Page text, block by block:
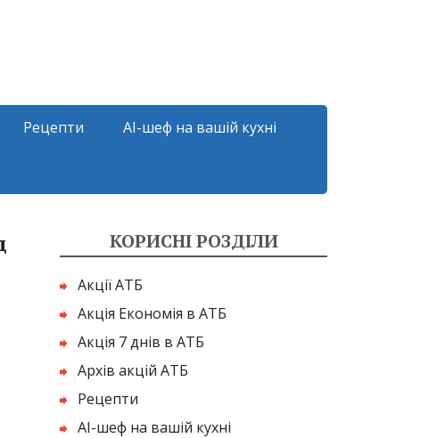
Рецепти AI-шеф на вашій кухні
КОРИСНІ РОЗДІЛИ
Акції АТБ
Акція Економія в АТБ
Акція 7 днів в АТБ
Архів акцій АТБ
Рецепти
AI-шеф на вашій кухні